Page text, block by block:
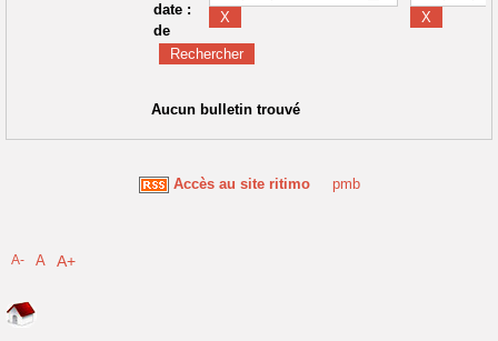
date :
de
Aucun bulletin trouvé
Accès au site ritimo pmb
A- A A+